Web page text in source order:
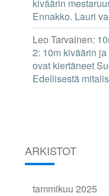
kiväärin
Ennakko. Lauri
Leo Tarvainen:
2: 10m kiväärin
ovat kiertäneet
Edellisestä
ARKISTOT
tammikuu 2025